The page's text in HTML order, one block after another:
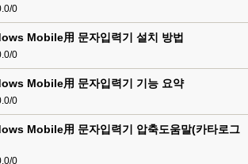
0
Mobile用 문자입력기 설치 방법
0
Mobile用 문자입력기 기능 요약
0
Mobile用 문자입력기 압축도움말(카타로그
0